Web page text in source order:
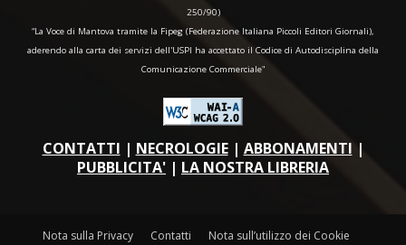
250/90)
“La Voce di Mantova tramite la Fipeg (Federazione Italiana Piccoli Editori Giornali),
aderendo alla carta dei servizi dell'USPI ha accettato il Codice di Autodisciplina della
Comunicazione Commerciale"
CONTATTI | NECROLOGIE| ABBONAMENTI |
PUBBLICITA' | LA NOSTRA LIBRERIA
Nota sulla Privacy Contatti Nota sull’utilizzo dei Cookie